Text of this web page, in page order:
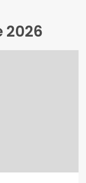
2026